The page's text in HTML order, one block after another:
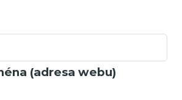
(adresa webu)